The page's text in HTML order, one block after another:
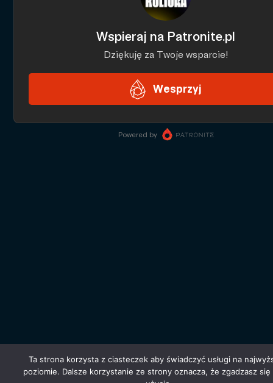
Ta strona korzysta z ciasteczek aby świadczyć usługi na
poziomie. Dalsze korzystanie ze strony oznacza, że zgadzasz się